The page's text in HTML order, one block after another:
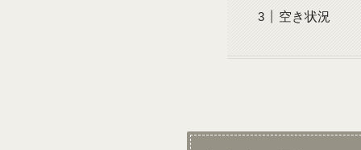
空き状況